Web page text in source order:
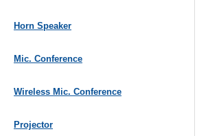
Horn Speaker
Mic. Conference
Wireless Mic. Conference
Projector